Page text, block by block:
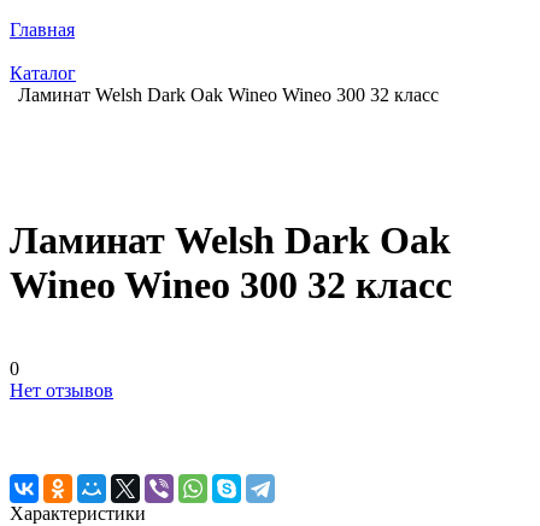
Главная
Каталог
Ламинат Welsh Dark Oak Wineo Wineo 300 32 класс
Ламинат Welsh Dark Oak
Wineo Wineo 300 32 класс
0
Нет отзывов
Характеристики